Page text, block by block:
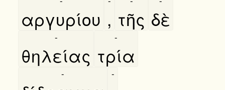
αργυρίου , τῆς δὲ
θηλείας
-
τρία
-
- -